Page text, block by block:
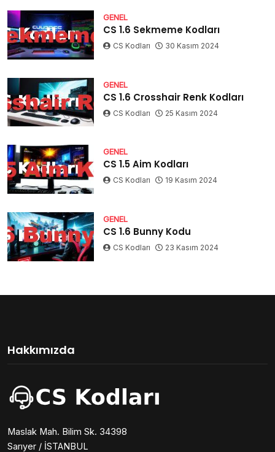
GENEL
CS 1.6 Sekmeme Kodları
CS Kodları 30 Kasım 2024
GENEL
CS 1.6 Crosshair Renk Kodları
CS Kodları 25 Kasım 2024
GENEL
CS 1.5 Aim Kodları
CS Kodları 19 Kasım 2024
GENEL
CS 1.6 Bunny Kodu
CS Kodları 23 Kasım 2024
Hakkımızda
Maslak Mah. Bilim Sk. 34398
Sarıyer / İSTANBUL